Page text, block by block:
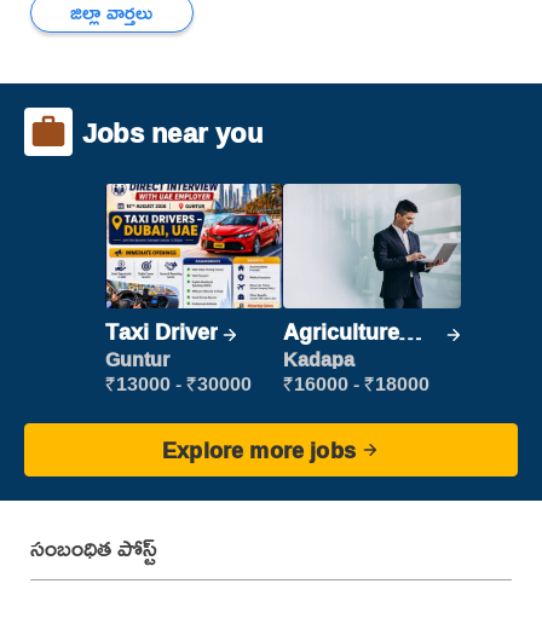
జిల్లా వార్తలు
Jobs near you
Taxi Driver
Guntur
₹13000 - ₹30000
Agriculture
Labour
Kadapa
₹16000 - ₹18000
Explore more jobs
సంబంధిత పోస్ట్